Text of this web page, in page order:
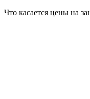
Что касается цены на